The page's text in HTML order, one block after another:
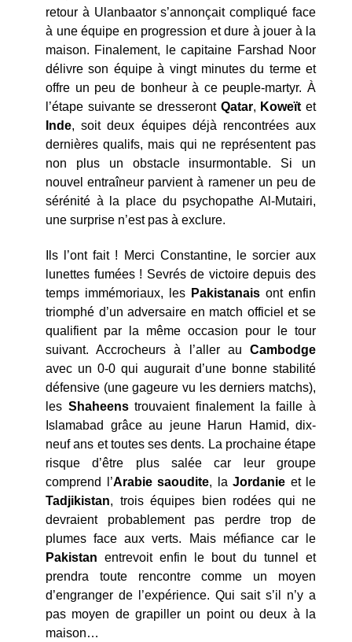
retour à Ulanbaator s’annonçait compliqué face
à une équipe en progression et dure à jouer à la
maison. Finalement, le capitaine Farshad Noor
délivre son équipe à vingt minutes du terme et
offre un peu de bonheur à ce peuple-martyr. À
l’étape suivante se dresseront Qatar, Koweït et
Inde, soit deux équipes déjà rencontrées aux
dernières qualifs, mais qui ne représentent pas
non plus un obstacle insurmontable. Si un
nouvel entraîneur parvient à ramener un peu de
sérénité à la place du psychopathe Al-Mutairi,
une surprise n’est pas à exclure.
Ils l’ont fait ! Merci Constantine, le sorcier aux
lunettes fumées ! Sevrés de victoire depuis des
temps immémoriaux, les Pakistanais ont enfin
triomphé d’un adversaire en match officiel et se
qualifient par la même occasion pour le tour
suivant. Accrocheurs à l’aller au Cambodge
avec un 0-0 qui augurait d’une bonne stabilité
défensive (une gageure vu les derniers matchs),
les Shaheenstrouvaient finalement la faille à
Islamabad grâce au jeune Harun Hamid, dix-
neuf ans et toutes ses dents. La prochaine étape
risque d’être plus salée car leur groupe
comprend l’Arabie saoudite, la Jordanie et le
Tadjikistan, trois équipes bien rodées qui ne
devraient probablement pas perdre trop de
plumes face aux verts. Mais méfiance car le
Pakistan entrevoit enfin le bout du tunnel et
prendra toute rencontre comme un moyen
d’engranger de l’expérience. Qui sait s’il n’y a
pas moyen de grapiller un point ou deux à la
maison…